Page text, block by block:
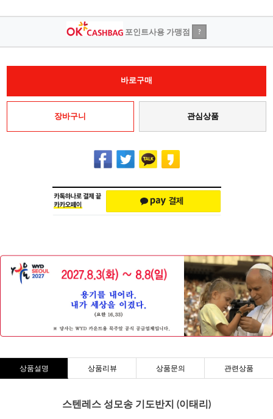
포인트사용 가맹점 ?
바로구매
장바구니 관심상품
상품설명 상품리뷰 상품문의 관련상품
스텐레스 성모송 기도반지 (이태리)